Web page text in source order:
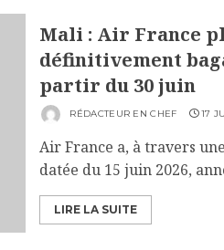
Mali : Air France
définitivement
partir du 30 juin
RÉDACTEUR EN CHEF 17
Air France a, à travers
datée du 15 juin 2026,
LIRE LA SUITE